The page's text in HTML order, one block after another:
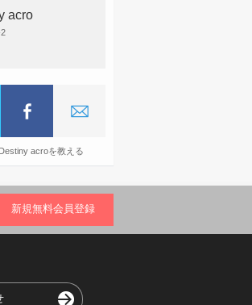
acro
acroを教える
新規無料会員登録